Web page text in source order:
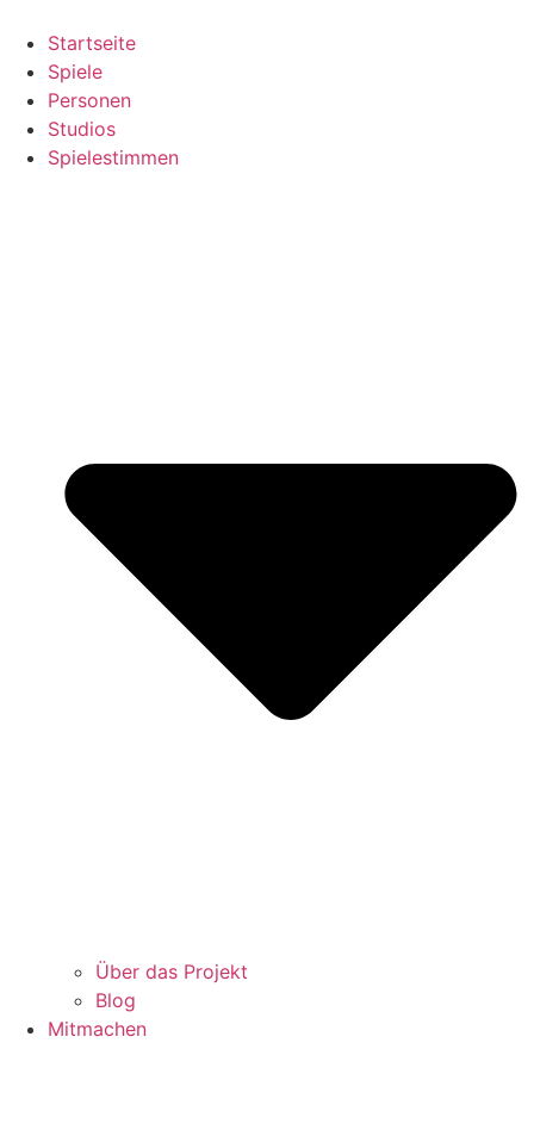
Inhalt
springen
Startseite
Spiele
Personen
Studios
Spielestimmen
Über das Projekt
Blog
Mitmachen